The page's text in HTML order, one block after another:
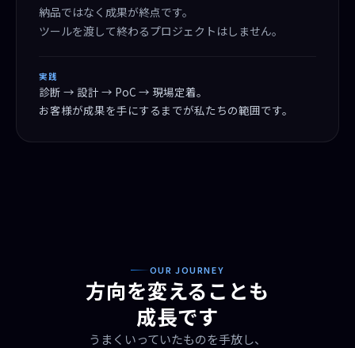
納品ではなく成果が終点です。
ツールを渡して終わるプロジェクトはしません。
実践
診断 → 設計 → PoC → 現場定着。
お客様が成果を手にするまでが私たちの範囲です。
OUR JOURNEY
方向を変えることも
成長です
うまくいっていたものを手放し、